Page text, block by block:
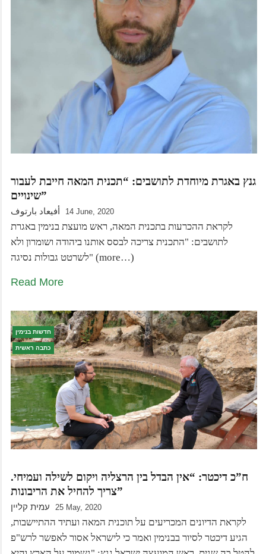
גנץ באגרת מיוחדת לתושבים: “תכנית המאה חייבת לעבור
שינויים”
أفيعاد بارتوف 14 June, 2020
לקראת ההכרעות בתכנית המאה, ראש מועצת בנימין באגרת
לתושבים: "התכנית צריכה לבסס אותנו ביהודה ושומרון ולא
לשרטט גבולות נסיגה" (more…)
Read More
חדשות בנימין
כתבה ראשית
ח”כ דיכטר: “אין הבדל בין הרצליה ויקום לשילה ועמיחי.
צריך להחיל את הריבונות”
עמית קליין 25 May, 2020
לקראת הדיונים המכריעים על תוכנית המאה ועתיד ההתיישבות,
הגיע דיכטר לסיור בבנימין ואמר כי לישראל אסור לאפשר לרש"פ